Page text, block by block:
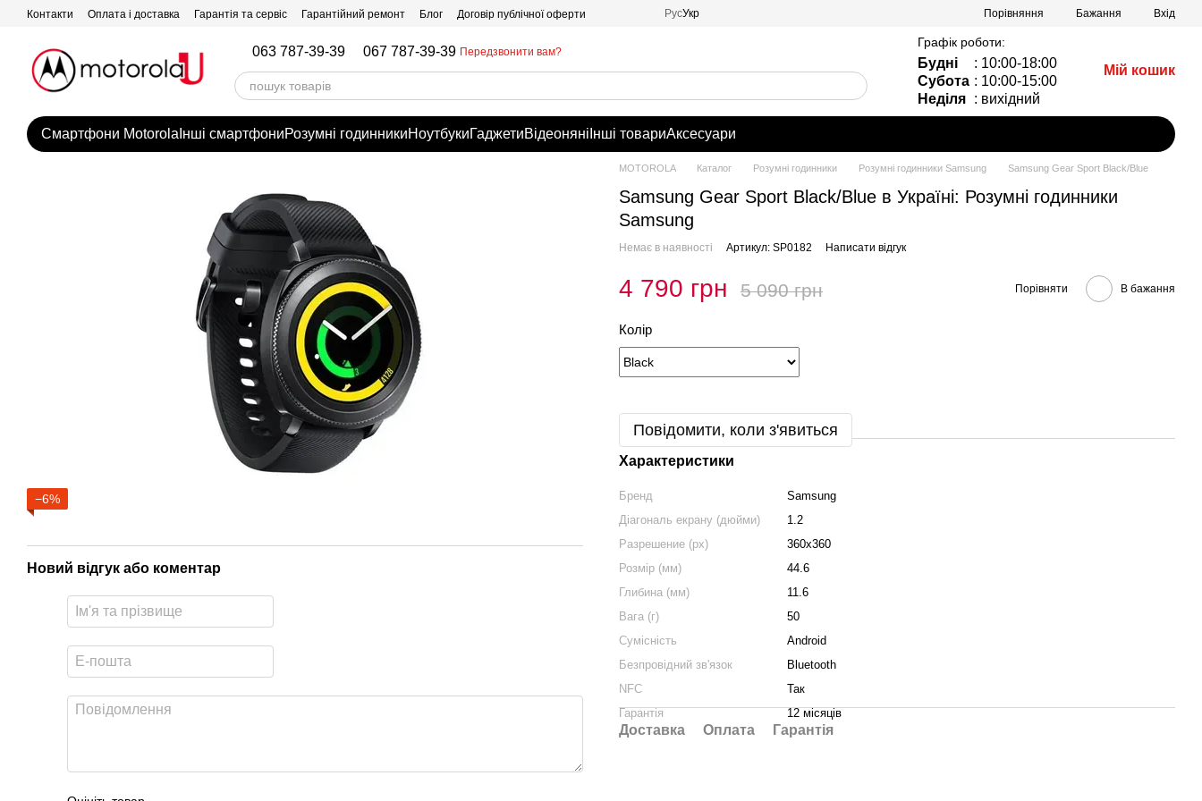
Перейти до основного контенту
Контакти Оплата і доставка Гарантія та сервіс Гарантійний ремонт Блог Договір публічної оферти РусУкр Порівняння Бажання Вхід
063 787-39-39 067 787-39-39 Передзвонити вам?
Графік роботи:
Будні
: 10:00-18:00
Субота : 10:00-15:00
Неділя : вихідний
Мій кошик
Смартфони Motorola Інші смартфониРозумні годинникиНоутбукиГаджетиВідеоняні Інші товариАксесуари
−6%
Новий відгук або коментар
MOTOROLA Каталог Розумні годинники Розумні годинники Samsung Samsung Gear Sport Black/Blue
Samsung Gear Sport Black/Blue в Україні: Розумні годинники
Samsung
Немає в наявності Артикул: SP0182 Написати відгук
4 790 грн 5 090 грн Порівняти В бажання
Колір
Повідомити, коли з'явиться
Характеристики
Бренд
Samsung
Діагональ екрану (дюйми)
1.2
Разрешение (px)
360х360
Розмір (мм)
44.6
Глибина (мм)
11.6
Вага (г)
50
Сумісність
Android
Безпровідний зв'язок
Bluetooth
NFC
Так
Гарантія
12 місяців
Доставка Оплата Гарантія